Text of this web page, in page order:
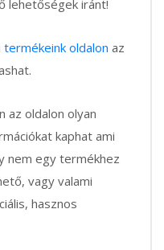
lehetőségek iránt!
termékeink oldalon az
az oldalon olyan
kaphat ami
nem egy termékhez
vagy valami
hasznos